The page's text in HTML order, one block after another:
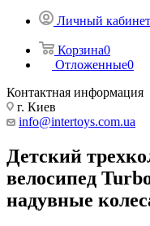
Личный кабинет
Корзина0
Отложенные0
Контактная информация
г. Киев
info@intertoys.com.ua
Детский
велосипед
надувные